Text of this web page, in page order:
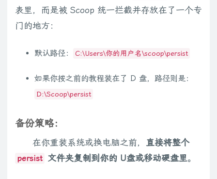
表里，而是被 Scoop 统一拦截并存放在了一个专
门的地方：
默认路径： C:\Users\你的用户名\scoop\persist
如果你按之前的教程装在了 D 盘，路径则是：
D:\Scoop\persist
备份策略：
在你重装系统或换电脑之前， 直接将整个
persist 文件夹复制到你的 U盘或移动硬盘里。